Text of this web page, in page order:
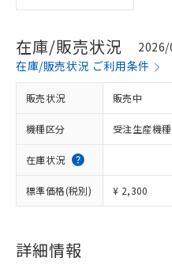
在庫/販売状況
2026/
在庫/販売状況 ご利用条件
販売状況 販売中
機種区分 受注生産機種
在庫状況
標準価格(税別) ¥ 2,300
詳細情報